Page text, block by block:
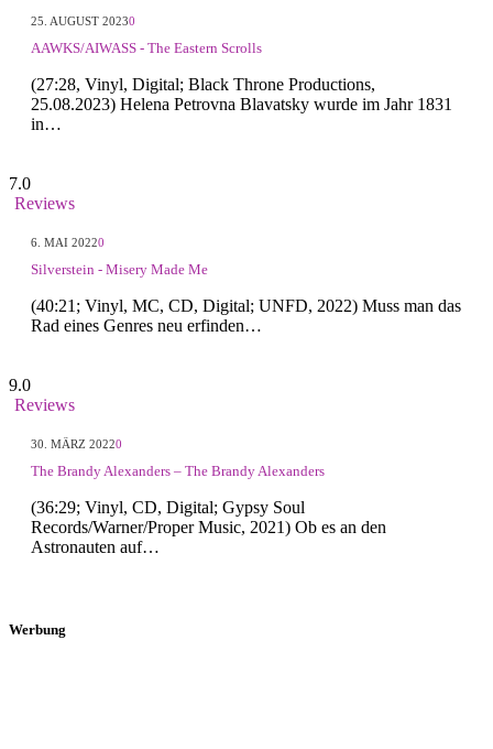
25. AUGUST 20230
AAWKS/AIWASS - The Eastern Scrolls
(27:28, Vinyl, Digital; Black Throne Productions,
25.08.2023) Helena Petrovna Blavatsky wurde im Jahr 1831
in…
7.0
Reviews
6. MAI 20220
Silverstein - Misery Made Me
(40:21; Vinyl, MC, CD, Digital; UNFD, 2022) Muss man das
Rad eines Genres neu erfinden…
9.0
Reviews
30. MÄRZ 20220
The Brandy Alexanders – The Brandy Alexanders
(36:29; Vinyl, CD, Digital; Gypsy Soul
Records/Warner/Proper Music, 2021) Ob es an den
Astronauten auf…
Werbung